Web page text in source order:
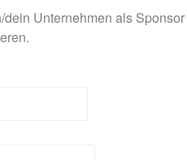
Unternehmen als Sponsor